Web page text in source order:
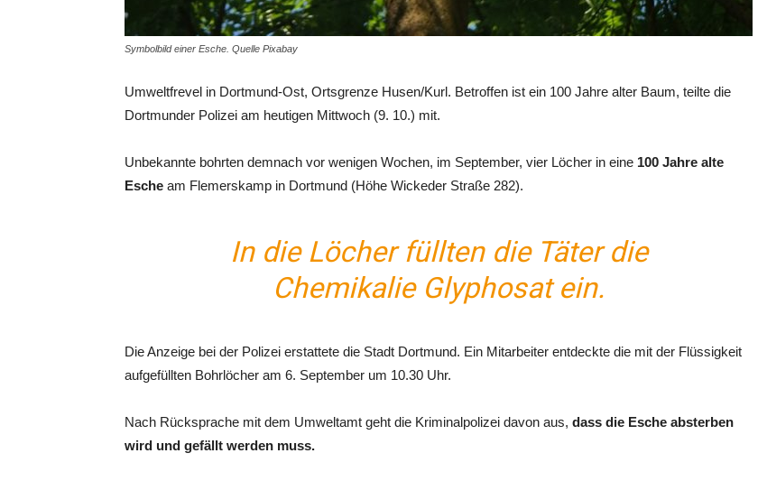
Symbolbild einer Esche. Quelle Pixabay
Umweltfrevel in Dortmund-Ost, Ortsgrenze Husen/Kurl. Betroffen ist ein 100 Jahre alter Baum, teilte die
Dortmunder Polizei am heutigen Mittwoch (9. 10.) mit.
Unbekannte bohrten demnach vor wenigen Wochen, im September, vier Löcher in eine 100 Jahre alte
Esche am Flemerskamp in Dortmund (Höhe Wickeder Straße 282).
In die Löcher füllten die Täter die
Chemikalie Glyphosat ein.
Die Anzeige bei der Polizei erstattete die Stadt Dortmund. Ein Mitarbeiter entdeckte die mit der Flüssigkeit
aufgefüllten Bohrlöcher am 6. September um 10.30 Uhr.
Nach Rücksprache mit dem Umweltamt geht die Kriminalpolizei davon aus, dass die Esche absterben
wird und gefällt werden muss.